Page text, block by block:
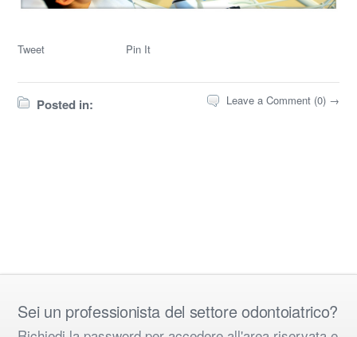
Tweet Pin It
Posted in: Leave a Comment (0) →
Sei un professionista del settore odontoiatrico?